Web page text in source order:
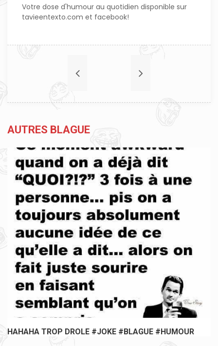
Votre dose d'humour au quotidien disponible sur
tavieentexto.com et facebook!
AUTRES BLAGUE
HAHAHA TROP DROLE #JOKE #BLAGUE #HUMOUR